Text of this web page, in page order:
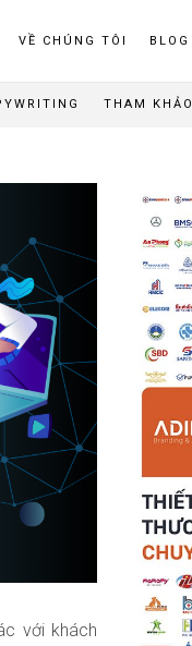
VỀ CHÚNG TÔI BLOG
THAM KHẢO
với khách